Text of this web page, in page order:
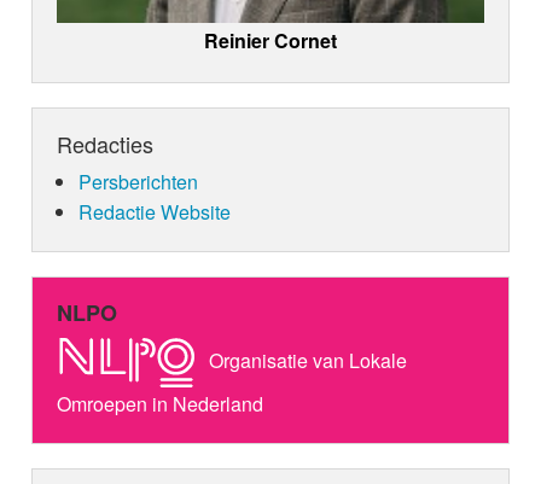
Reinier Cornet
Redacties
Persberichten
Redactie Website
NLPO
Organisatie van Lokale
Omroepen in Nederland